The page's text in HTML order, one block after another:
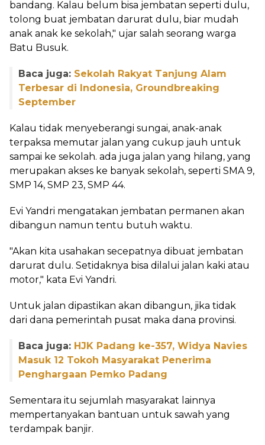
bandang. Kalau belum bisa jembatan seperti dulu,
tolong buat jembatan darurat dulu, biar mudah
anak anak ke sekolah," ujar salah seorang warga
Batu Busuk.
Baca juga: Sekolah Rakyat Tanjung Alam
Terbesar di Indonesia, Groundbreaking
September
Kalau tidak menyeberangi sungai, anak-anak
terpaksa memutar jalan yang cukup jauh untuk
sampai ke sekolah. ada juga jalan yang hilang, yang
merupakan akses ke banyak sekolah, seperti SMA 9,
SMP 14, SMP 23, SMP 44.
Evi Yandri mengatakan jembatan permanen akan
dibangun namun tentu butuh waktu.
"Akan kita usahakan secepatnya dibuat jembatan
darurat dulu. Setidaknya bisa dilalui jalan kaki atau
motor," kata Evi Yandri.
Untuk jalan dipastikan akan dibangun, jika tidak
dari dana pemerintah pusat maka dana provinsi.
Baca juga: HJK Padang ke-357, Widya Navies
Masuk 12 Tokoh Masyarakat Penerima
Penghargaan Pemko Padang
Sementara itu sejumlah masyarakat lainnya
mempertanyakan bantuan untuk sawah yang
terdampak banjir.